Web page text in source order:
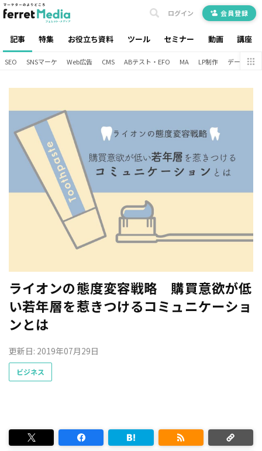
記事 特集 お役立ち資料 ツール セミナー 動画 講座
ログイン 会員登録
SEO SNSマーケ Web広告 CMS ABテスト・EFO MA LP制作 データ分析
ライオンの態度変容戦略 購買意欲が低
い若年層を惹きつけるコミュニケーショ
ンとは
更新日: 2019年07月29日
ビジネス